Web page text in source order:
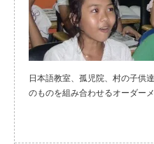
日本語教室、孤児院、村の子供
のものを組み合わせるオーダーメ